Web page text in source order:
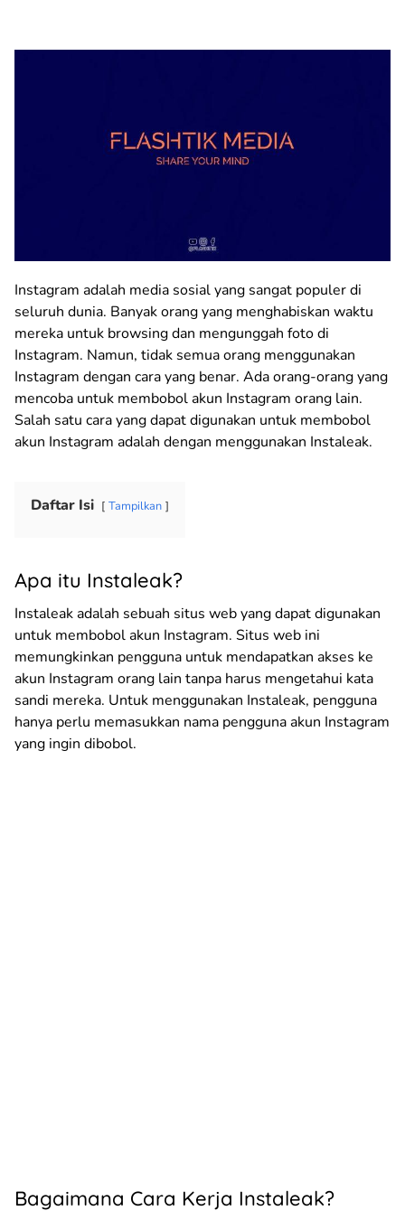
Instagram adalah media sosial yang sangat populer di
seluruh dunia. Banyak orang yang menghabiskan waktu
mereka untuk browsing dan mengunggah foto di
Instagram. Namun, tidak semua orang menggunakan
Instagram dengan cara yang benar. Ada orang-orang yang
mencoba untuk membobol akun Instagram orang lain.
Salah satu cara yang dapat digunakan untuk membobol
akun Instagram adalah dengan menggunakan Instaleak.
Daftar Isi Tampilkan
Apa itu Instaleak?
Instaleak adalah sebuah situs web yang dapat digunakan
untuk membobol akun Instagram. Situs web ini
memungkinkan pengguna untuk mendapatkan akses ke
akun Instagram orang lain tanpa harus mengetahui kata
sandi mereka. Untuk menggunakan Instaleak, pengguna
hanya perlu memasukkan nama pengguna akun Instagram
yang ingin dibobol.
Bagaimana Cara Kerja Instaleak?